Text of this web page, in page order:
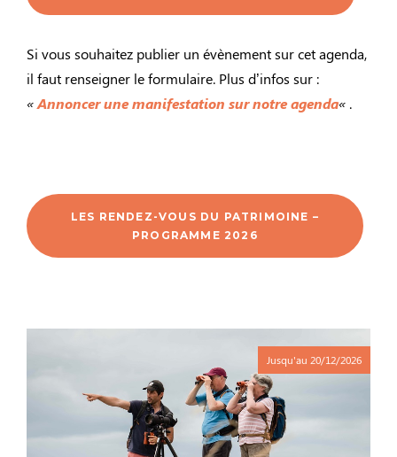
Si vous souhaitez publier un évènement sur cet agenda,
il faut renseigner le formulaire. Plus d’infos sur :
«Annoncer une manifestation sur notre agenda« .
LES RENDEZ-VOUS DU PATRIMOINE –
PROGRAMME 2026
Jusqu'au 20/12/2026